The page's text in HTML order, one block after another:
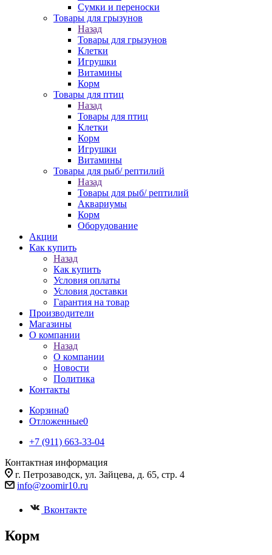
Сумки и переноски
Товары для грызунов
Назад
Товары для грызунов
Клетки
Игрушки
Витамины
Корм
Товары для птиц
Назад
Товары для птиц
Клетки
Корм
Игрушки
Витамины
Товары для рыб/ рептилий
Назад
Товары для рыб/ рептилий
Аквариумы
Корм
Оборудование
Акции
Как купить
Назад
Как купить
Условия оплаты
Условия доставки
Гарантия на товар
Производители
Магазины
О компании
Назад
О компании
Новости
Политика
Контакты
Корзина0
Отложенные0
+7 (911) 663-33-04
Контактная информация
г. Петрозаводск, ул. Зайцева, д. 65, стр. 4
info@zoomir10.ru
Вконтакте
Корм